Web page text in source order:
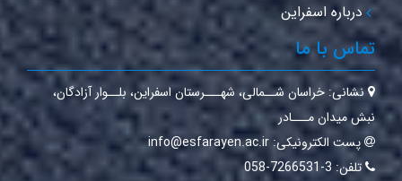
درباره اسفراین
با ما
نشانی:خراسان شــمالی‌، شهـــرستان اسفراین‌، بلــوار آزادگان،
میدان مـــادر
پست الکترونیکی:info@esfarayen.ac.ir
تلفن:3-7266531-058